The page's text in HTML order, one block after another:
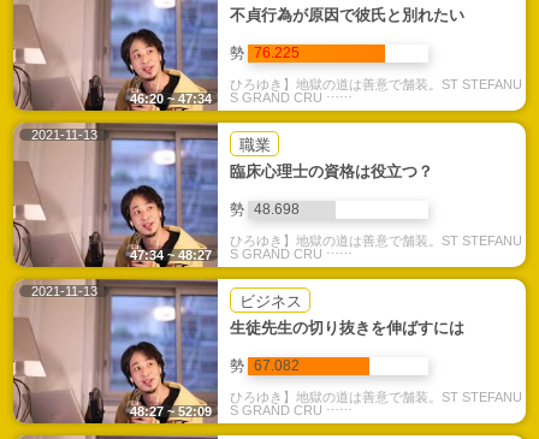
不貞行為が原因で彼氏と別れたい
勢 76.225
ひろゆき】地獄の道は善意で舗装。ST STEFANU
S GRAND CRU ⋯⋯
46:20 ~ 47:34
2021-11-13
職業
臨床心理士の資格は役立つ？
勢 48.698
ひろゆき】地獄の道は善意で舗装。ST STEFANU
S GRAND CRU ⋯⋯
47:34 ~ 48:27
2021-11-13
ビジネス
生徒先生の切り抜きを伸ばすには
勢 67.082
ひろゆき】地獄の道は善意で舗装。ST STEFANU
S GRAND CRU ⋯⋯
48:27 ~ 52:09